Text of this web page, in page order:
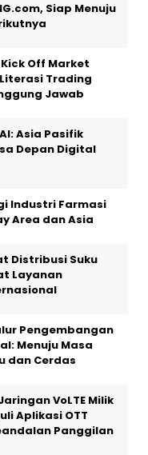
Siap Menuju
Off Market
Trading
Jawab
Asia Pasifik
Depan Digital
Industri Farmasi
Area dan Asia
Distribusi Suku
Layanan
Pengembangan
Menuju Masa
dan Cerdas
VoLTE Milik
Aplikasi OTT
Panggilan